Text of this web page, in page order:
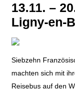
13.11. –
Ligny-en-
Siebzehn
machten sich mit
Reisebus auf den